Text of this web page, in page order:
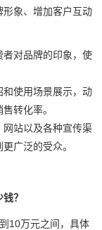
象、增加客户互动
者对品牌的印象，使
使用场景展示，动
转化率。
站以及各种宣传渠
广泛的受众。
？
10万元之间，具体